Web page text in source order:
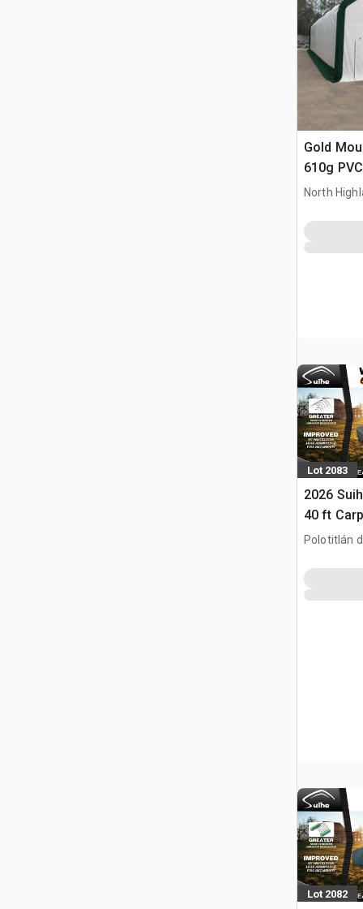
Gold
610g
North
Lot 2083
2026
40 ft
Carpa
Polotitlán
Lot 2082